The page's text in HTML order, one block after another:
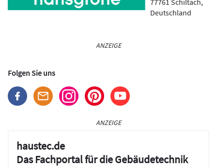
77761 Schiltach,
Deutschland
ANZEIGE
Folgen Sie uns
ANZEIGE
haustec.de
Das Fachportal für die Gebäudetechnik